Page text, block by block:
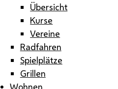
Übersicht
Kurse
Vereine
Radfahren
Spielplätze
Grillen
Wohnen